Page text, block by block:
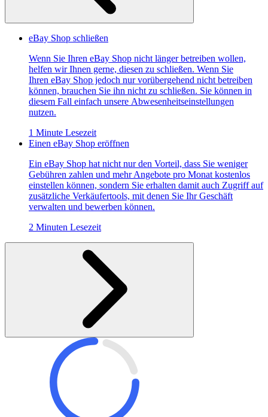
eBay Shop schließen
Wenn Sie Ihren eBay Shop nicht länger betreiben wollen,
helfen wir Ihnen gerne, diesen zu schließen. Wenn Sie
Ihren eBay Shop jedoch nur vorübergehend nicht betreiben
können, brauchen Sie ihn nicht zu schließen. Sie können in
diesem Fall einfach unsere Abwesenheitseinstellungen
nutzen.
1 Minute Lesezeit
Einen eBay Shop eröffnen
Ein eBay Shop hat nicht nur den Vorteil, dass Sie weniger
Gebühren zahlen und mehr Angebote pro Monat kostenlos
einstellen können, sondern Sie erhalten damit auch Zugriff auf
zusätzliche Verkäufertools, mit denen Sie Ihr Geschäft
verwalten und bewerben können.
2 Minuten Lesezeit